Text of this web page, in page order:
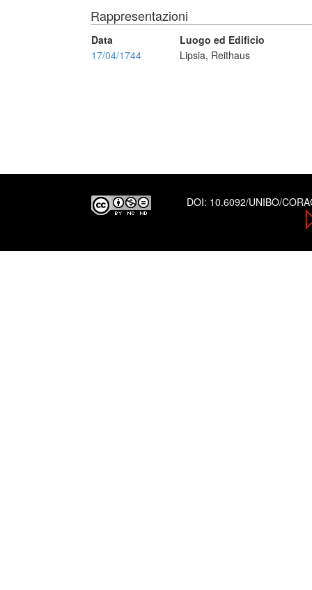
Rappresentazioni
Data
Luogo ed Edificio
17/04/1744
Lipsia, Reithaus
DOI: 10.6092/UNIBO/